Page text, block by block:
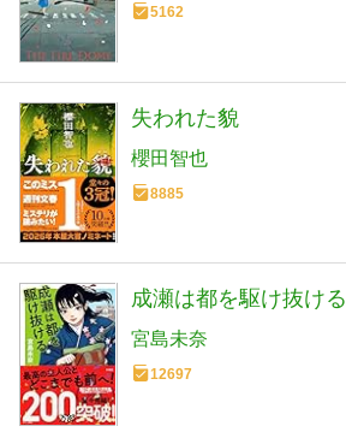
5162
失われた貌
櫻田智也
8885
成瀬は都を駆け抜ける
宮島未奈
12697